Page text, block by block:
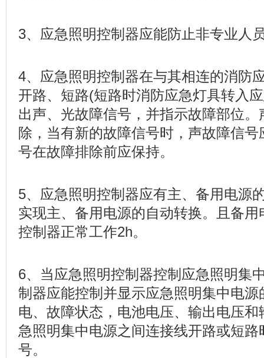
3、应急照明控制器应能防止非专业人
4、应急照明控制器在与其相连的消防
开路、短路(短路时消防应急灯具转入
出声、光故障信号，并指示故障部位
除，当有新的故障信号时，声故障信
号在故障排除前应保持。
5、应急照明控制器应有主、备用电源
实现主、备用电源的自动转换。且备
控制器正常工作2h。
6、当应急照明控制器控制应急照明集
制器应能控制并显示应急照明集中电
电、故障状态，电池电压、输出电压
急照明集中电源之间连接线开路或短
号。